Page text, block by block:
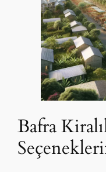
Bafra